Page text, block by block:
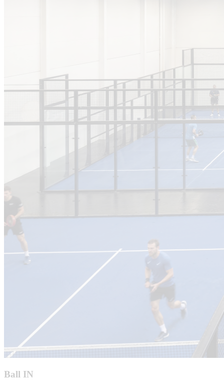
Ball IN